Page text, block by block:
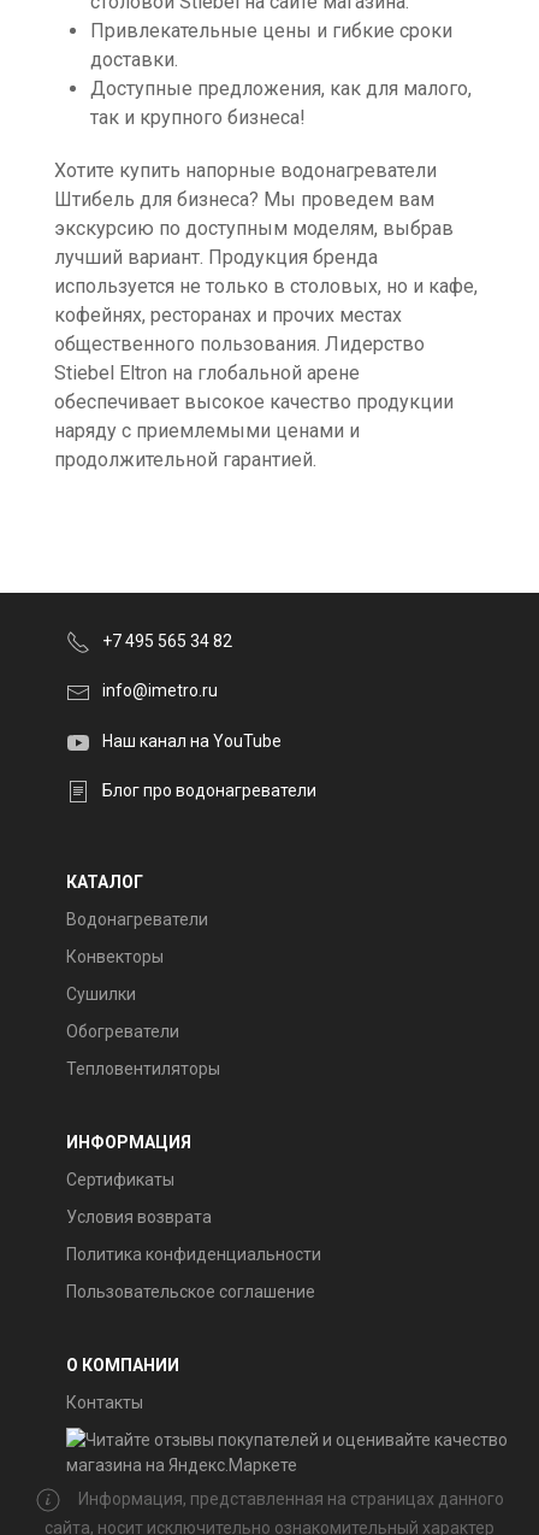
Привлекательные цены и гибкие сроки
доставки.
Доступные предложения, как для малого,
так и крупного бизнеса!
Хотите купить напорные водонагреватели
Штибель для бизнеса? Мы проведем вам
экскурсию по доступным моделям, выбрав
лучший вариант. Продукция бренда
используется не только в столовых, но и кафе,
кофейнях, ресторанах и прочих местах
общественного пользования. Лидерство
Stiebel Eltron на глобальной арене
обеспечивает высокое качество продукции
наряду с приемлемыми ценами и
продолжительной гарантией.
+7 495 565 34 82
info@imetro.ru
Наш канал на YouTube
Блог про водонагреватели
КАТАЛОГ
Водонагреватели
Конвекторы
Сушилки
Обогреватели
Тепловентиляторы
ИНФОРМАЦИЯ
Сертификаты
Условия возврата
Политика конфиденциальности
Пользовательское соглашение
О КОМПАНИИ
Контакты
Информация, представленная на страницах данного
сайта, носит исключительно ознакомительный характер